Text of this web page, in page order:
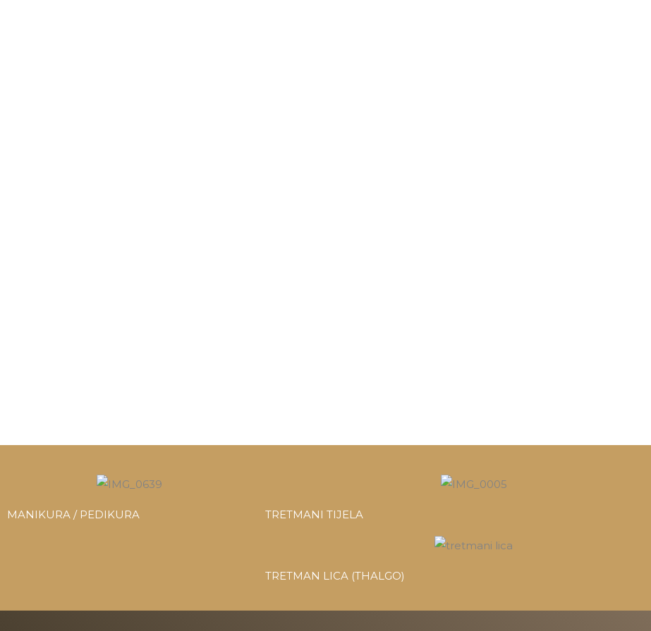
MANIKURA / PEDIKURA TRETMANI TIJELA
TRETMAN LICA (THALGO)